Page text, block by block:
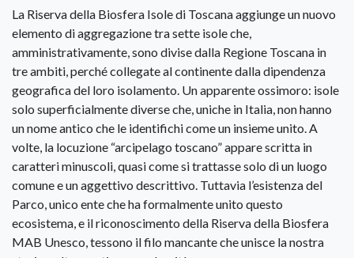
La Riserva della Biosfera Isole di Toscana aggiunge un nuovo
elemento di aggregazione tra sette isole che,
amministrativamente, sono divise dalla Regione Toscana in
tre ambiti, perché collegate al continente dalla dipendenza
geografica del loro isolamento. Un apparente ossimoro: isole
solo superficialmente diverse che, uniche in Italia, non hanno
un nome antico che le identifichi come un insieme unito. A
volte, la locuzione “arcipelago toscano” appare scritta in
caratteri minuscoli, quasi come si trattasse solo di un luogo
comune e un aggettivo descrittivo. Tuttavia l’esistenza del
Parco, unico ente che ha formalmente unito questo
ecosistema, e il riconoscimento della Riserva della Biosfera
MAB Unesco, tessono il filo mancante che unisce la nostra